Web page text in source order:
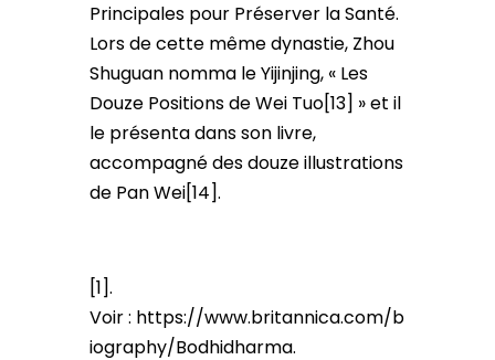
Principales pour Préserver la Santé.
Lors de cette même dynastie, Zhou
Shuguan nomma le Yijinjing, « Les
Douze Positions de Wei Tuo[13] » et il
le présenta dans son livre,
accompagné des douze illustrations
de Pan Wei[14].
[1].
Voir : https://www.britannica.com/b
iography/Bodhidharma.